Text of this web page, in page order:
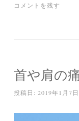
コメントを残す
首や肩の
投稿日: 2019年1月7日